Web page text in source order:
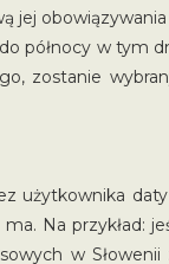
jej
północy w
zostanie
użytkownika
Na przykład:
w